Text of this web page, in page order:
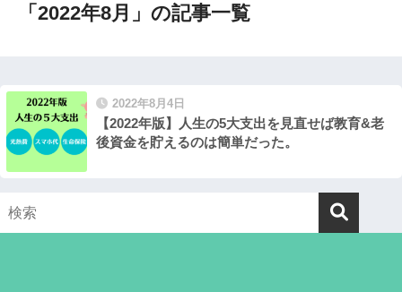
「2022年8月」の記事一覧
2022年8月4日
【2022年版】人生の5大支出を見直せば教育&老
後資金を貯えるのは簡単だった。